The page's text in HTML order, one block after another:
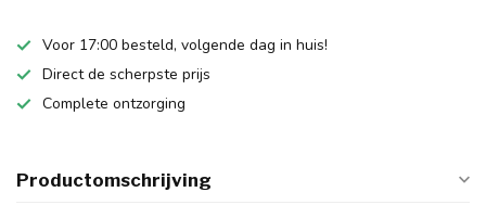
Voor 17:00 besteld, volgende dag in huis!
Direct de scherpste prijs
Complete ontzorging
Productomschrijving